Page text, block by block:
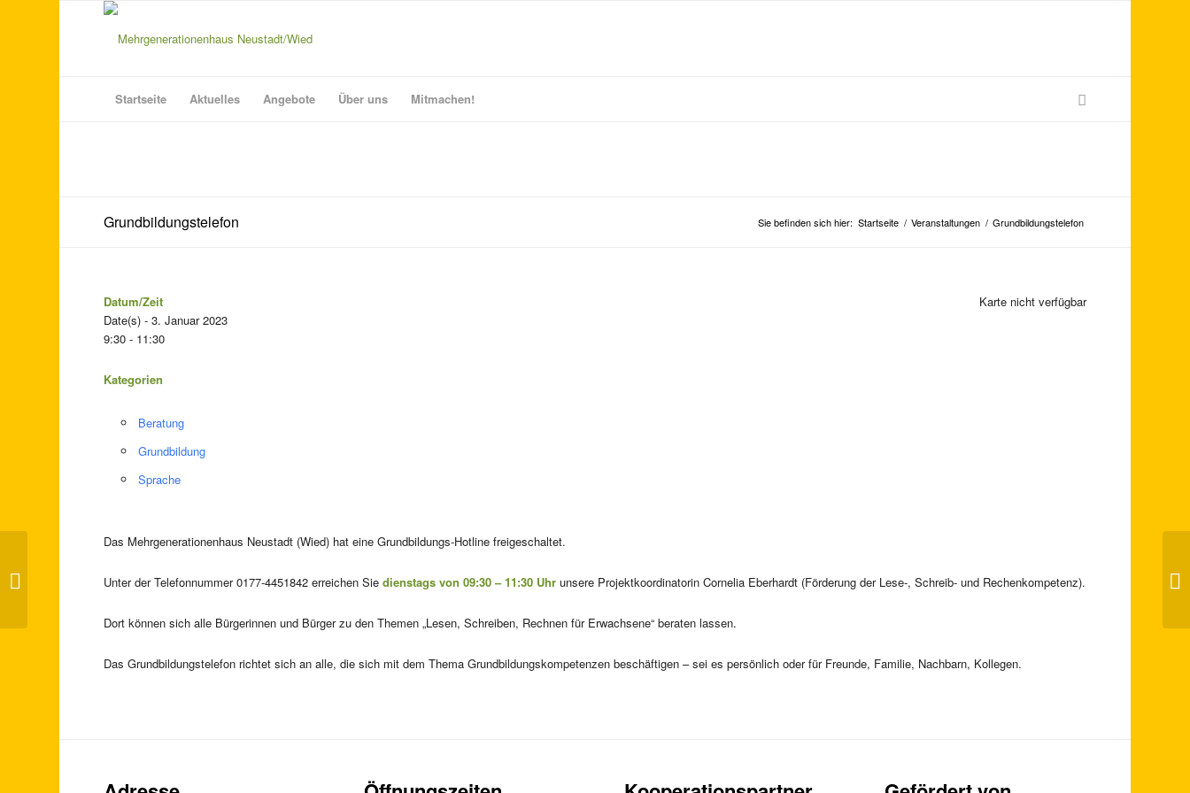
Startseite Aktuelles Angebote Über uns Mitmachen!
Grundbildungstelefon Sie befinden sich hier: Startseite / Veranstaltungen / Grundbildungstelefon
Karte nicht verfügbar
Datum/Zeit
Date(s) - 3. Januar 2023
9:30 - 11:30
Kategorien
Beratung
Grundbildung
Sprache
Das Mehrgenerationenhaus Neustadt (Wied) hat eine Grundbildungs-Hotline freigeschaltet.
Unter der Telefonnummer 0177-4451842 erreichen Siedienstags von 09:30 – 11:30 Uhr unsere Projektkoordinatorin Cornelia Eberhardt (Förderung der Lese-, Schreib- und Rechenkompetenz).
Dort können sich alle Bürgerinnen und Bürger zu den Themen „Lesen, Schreiben, Rechnen für Erwachsene“ beraten lassen.
Das Grundbildungstelefon richtet sich an alle, die sich mit dem Thema Grundbildungskompetenzen beschäftigen – sei es persönlich oder für Freunde, Familie, Nachbarn, Kollegen.